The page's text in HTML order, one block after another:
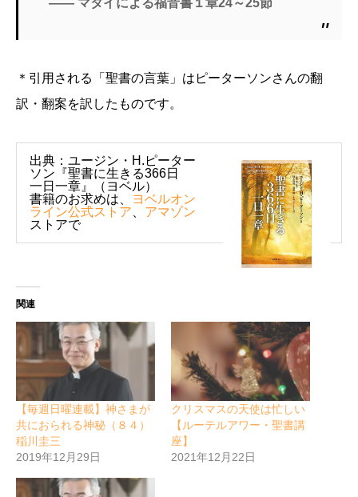
＊引用される「聖書の言葉」はピーターソンさんの翻
訳・翻案を訳したものです。
出典：ユージン・H.ピーター
ソン『聖書に生きる366日
一日一章』（ヨベル）
書籍のお求めは、
ヨベルオン
ライン公式ストア
アマゾン
ストアで
関連
【毎週日曜連載】神さまが
共におられる神秘（８４）
稲川圭三
2019年12月29日
クリスマスの天使は忙しい
【ルーテルアワー・聖書講
座】
2021年12月22日